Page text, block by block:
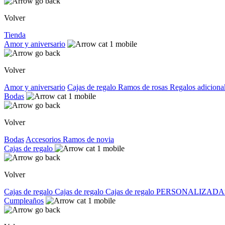
Volver
Tienda
Amor y aniversario
Volver
Amor y aniversario Cajas de regalo Ramos de rosas Regalos
Bodas
Volver
Bodas Accesorios Ramos de novia
Cajas de regalo
Volver
Cajas de regalo Cajas de regalo Cajas de regalo
Cumpleaños